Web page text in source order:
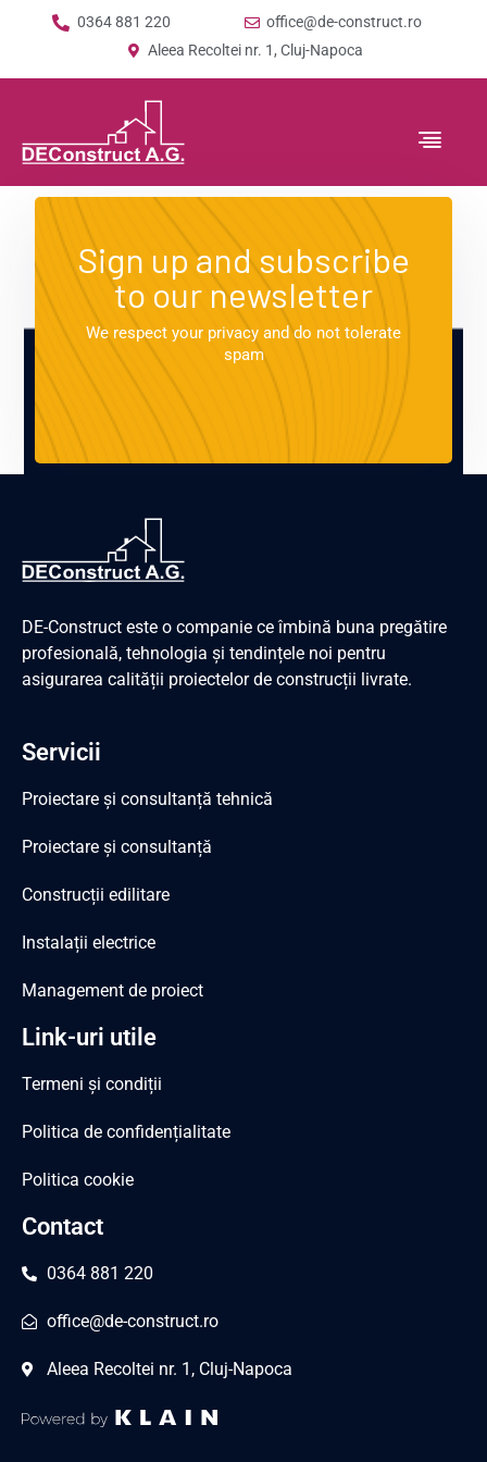
0364 881 220
office@de-construct.ro
Aleea Recoltei nr. 1, Cluj-Napoca
Sign up and subscribe
to our newsletter
We respect your privacy and do not tolerate
spam
DE-Construct este o companie ce îmbină buna pregătire
profesională, tehnologia și tendințele noi pentru
asigurarea calității proiectelor de construcții livrate.
Servicii
Proiectare și consultanță tehnică
Proiectare și consultanță
Construcții edilitare
Instalații electrice
Management de proiect
Link-uri utile
Termeni și condiții
Politica de confidențialitate
Politica cookie
Contact
0364 881 220
office@de-construct.ro
Aleea Recoltei nr. 1, Cluj-Napoca